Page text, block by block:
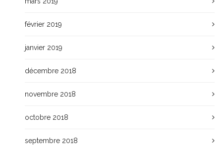
février 2019
janvier 2019
décembre 2018
novembre 2018
octobre 2018
septembre 2018